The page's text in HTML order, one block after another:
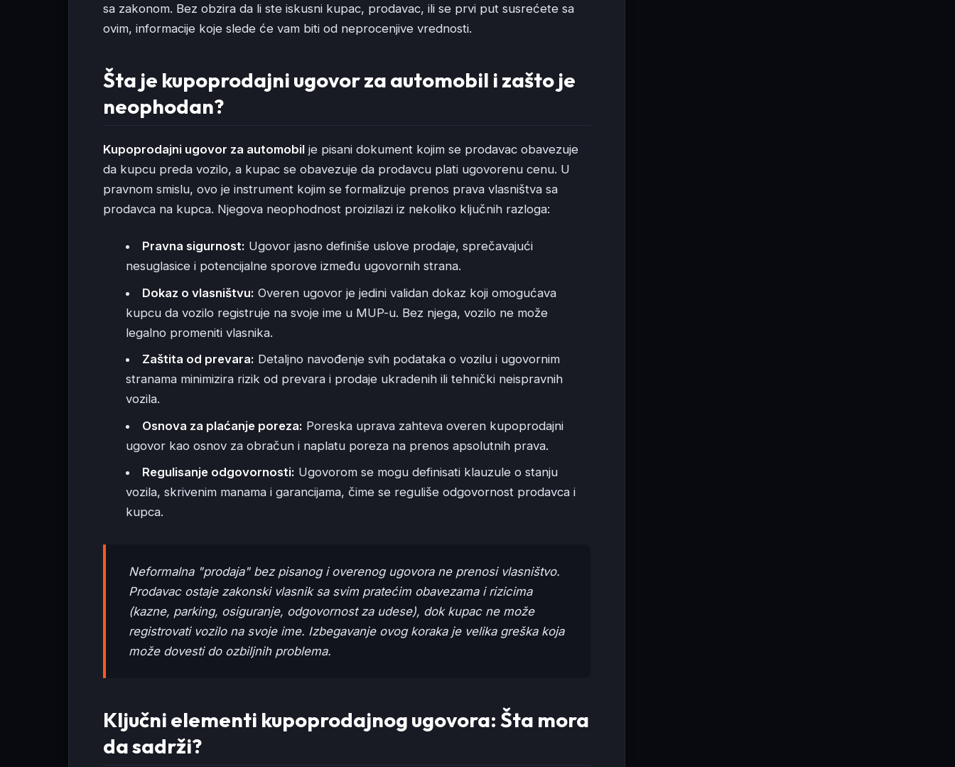
sa zakonom. Bez obzira da li ste iskusni kupac, prodavac, ili se prvi put susrećete sa
ovim, informacije koje slede će vam biti od neprocenjive vrednosti.
Šta je kupoprodajni ugovor za automobil i zašto je
neophodan?
Kupoprodajni ugovor za automobil je pisani dokument kojim se prodavac obavezuje
da kupcu preda vozilo, a kupac se obavezuje da prodavcu plati ugovorenu cenu. U
pravnom smislu, ovo je instrument kojim se formalizuje prenos prava vlasništva sa
prodavca na kupca. Njegova neophodnost proizilazi iz nekoliko ključnih razloga:
Pravna sigurnost: Ugovor jasno definiše uslove prodaje, sprečavajući
nesuglasice i potencijalne sporove između ugovornih strana.
Dokaz o vlasništvu: Overen ugovor je jedini validan dokaz koji omogućava
kupcu da vozilo registruje na svoje ime u MUP-u. Bez njega, vozilo ne može
legalno promeniti vlasnika.
Zaštita od prevara: Detaljno navođenje svih podataka o vozilu i ugovornim
stranama minimizira rizik od prevara i prodaje ukradenih ili tehnički neispravnih
vozila.
Osnova za plaćanje poreza: Poreska uprava zahteva overen kupoprodajni
ugovor kao osnov za obračun i naplatu poreza na prenos apsolutnih prava.
Regulisanje odgovornosti: Ugovorom se mogu definisati klauzule o stanju
vozila, skrivenim manama i garancijama, čime se reguliše odgovornost prodavca i
kupca.
Neformalna "prodaja" bez pisanog i overenog ugovora ne prenosi vlasništvo.
Prodavac ostaje zakonski vlasnik sa svim pratećim obavezama i rizicima
(kazne, parking, osiguranje, odgovornost za udese), dok kupac ne može
registrovati vozilo na svoje ime. Izbegavanje ovog koraka je velika greška koja
može dovesti do ozbiljnih problema.
Ključni elementi kupoprodajnog ugovora: Šta mora
da sadrži?